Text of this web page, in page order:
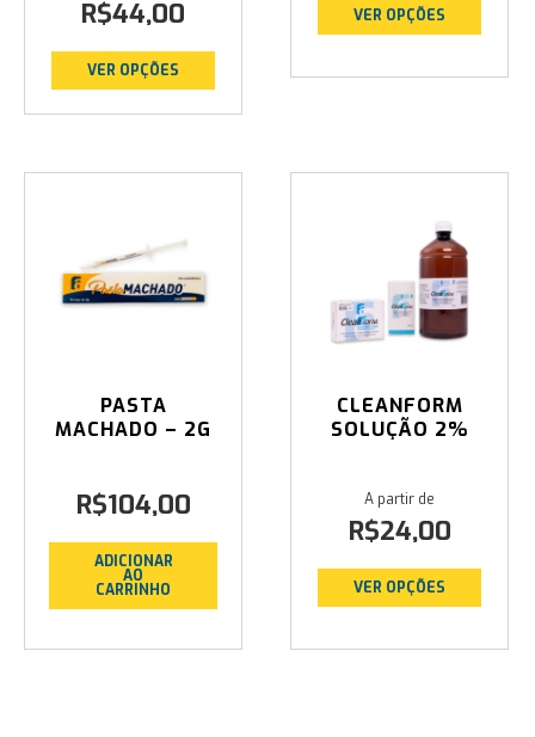
R$44,00
VER OPÇÕES
VER OPÇÕES
PASTA
MACHADO – 2G
R$104,00
ADICIONAR
AO
CARRINHO
CLEANFORM
SOLUÇÃO 2%
R$24,00
VER OPÇÕES